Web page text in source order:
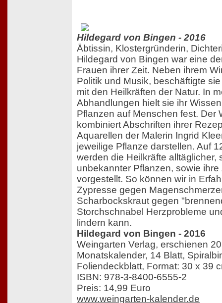
Hildegard von Bingen - 2016
Äbtissin, Klostergründerin,
Hildegard von Bingen war eine
Frauen ihrer Zeit. Neben ihrem
Politik und Musik, beschäftigte
mit den Heilkräften der Natur. In
Abhandlungen hielt sie ihr
Pflanzen auf Menschen fest. Der
kombiniert Abschriften ihrer
Aquarellen der Malerin Ingrid
jeweilige Pflanze darstellen. Auf
werden die Heilkräfte alltäglicher,
unbekannter Pflanzen, sowie
vorgestellt. So können wir in
Zypresse gegen
Scharbockskraut gegen
Storchschnabel Herzprobleme
lindern kann.
Hildegard von Bingen - 2016
Weingarten Verlag, erschienen
Monatskalender, 14 Blatt,
Foliendeckblatt, Format: 30 x 39
ISBN: 978-3-8400-6555-2
Preis: 14,99 Euro
www.weingarten-kalender.de